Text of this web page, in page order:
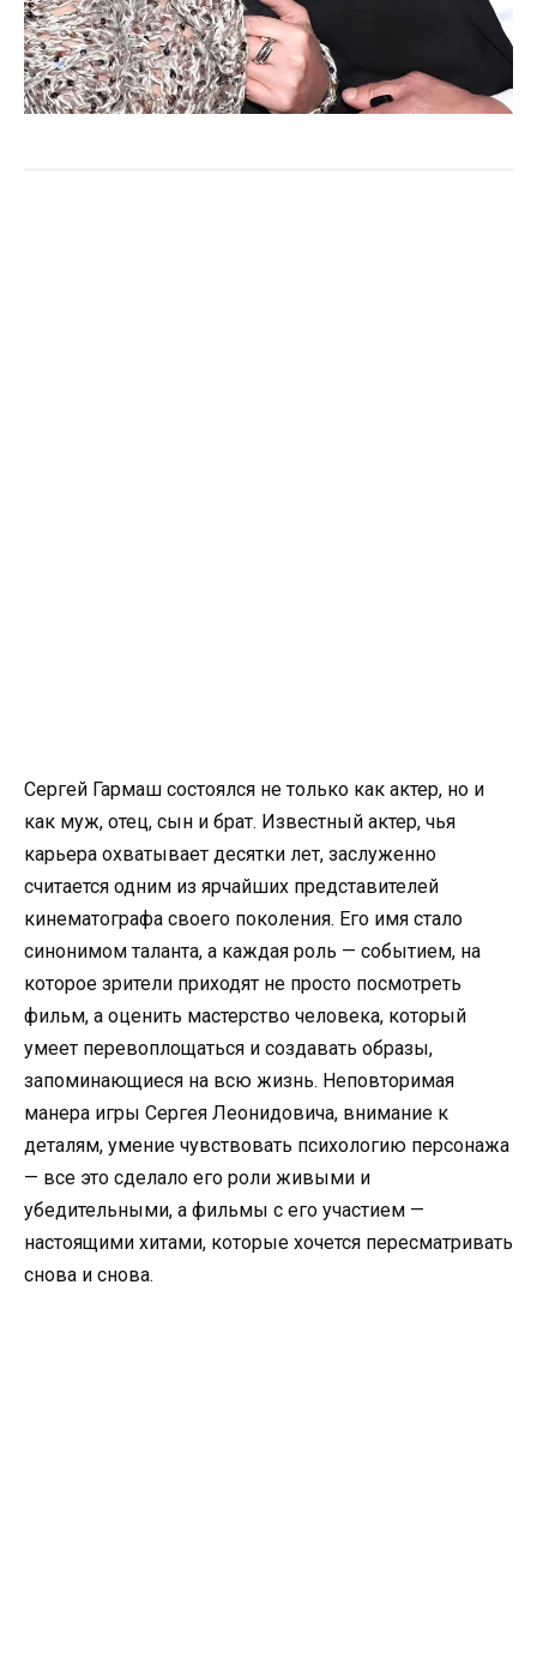
Сергей Гармаш состоялся не только как актер, но и
как муж, отец, сын и брат. Известный актер, чья
карьера охватывает десятки лет, заслуженно
считается одним из ярчайших представителей
кинематографа своего поколения. Его имя стало
синонимом таланта, а каждая роль — событием, на
которое зрители приходят не просто посмотреть
фильм, а оценить мастерство человека, который
умеет перевоплощаться и создавать образы,
запоминающиеся на всю жизнь. Неповторимая
манера игры Сергея Леонидовича, внимание к
деталям, умение чувствовать психологию персонажа
— все это сделало его роли живыми и
убедительными, а фильмы с его участием —
настоящими хитами, которые хочется пересматривать
снова и снова.